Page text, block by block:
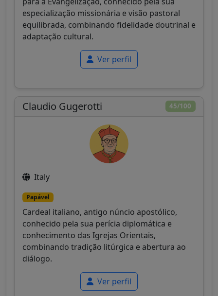
especialização missionária e visão pastoral
equilibrada, combinando fidelidade doutrinal e
adaptação cultural.
Ver perfil
45/100
Claudio Gugerotti
Italy
Papável
Cardeal italiano, antigo núncio apostólico,
conhecido pela sua perícia diplomática e
conhecimento das Igrejas Orientais,
combinando tradição litúrgica e abertura ao
diálogo.
Ver perfil